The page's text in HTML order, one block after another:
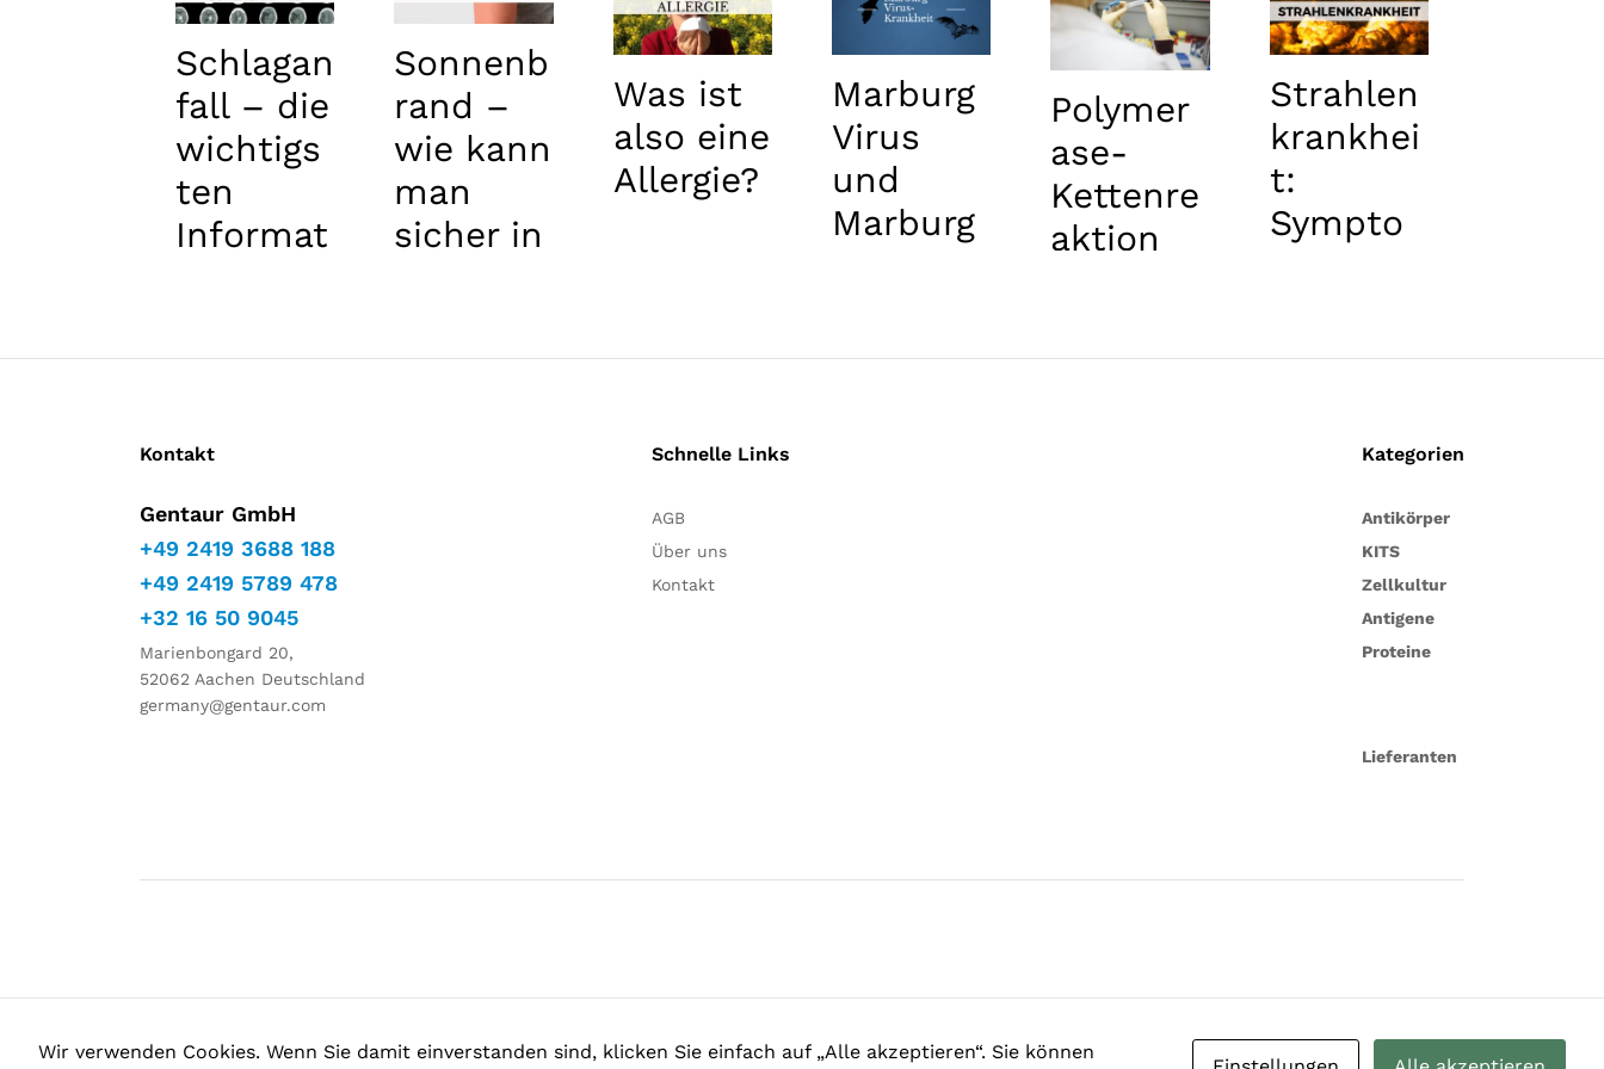
Schlagan
fall – die
wichtigs
ten
Informat
Sonnenb
rand –
wie kann
man
sicher in
spielen?
Was ist
also eine
Allergie?
Marburg
Virus
und
Marburg
Polymer
ase-
Kettenre
aktion
Strahlen
krankhei
t:
Sympto
ung
Kontakt
Gentaur GmbH
+49 2419 3688 188
+49 2419 5789 478
+32 16 50 9045
Marienbongard 20,
52062 Aachen Deutschland
germany@gentaur.com
Schnelle Links
AGB
Über uns
Kontakt
Kategorien
Antikörper
KITS
Zellkultur
Antigene
Proteine
Lieferanten
Wir verwenden Cookies. Wenn Sie damit einverstanden sind, klicken Sie einfach auf „Alle akzeptieren“. Sie können